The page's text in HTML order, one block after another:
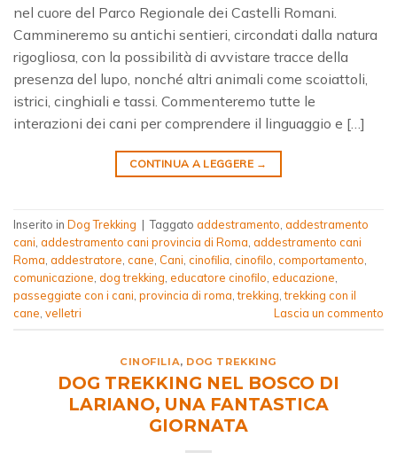
nel cuore del Parco Regionale dei Castelli Romani.
Cammineremo su antichi sentieri, circondati dalla natura
rigogliosa, con la possibilità di avvistare tracce della
presenza del lupo, nonché altri animali come scoiattoli,
istrici, cinghiali e tassi. Commenteremo tutte le
interazioni dei cani per comprendere il linguaggio e […]
CONTINUA A LEGGERE →
Inserito in Dog Trekking | Taggato addestramento, addestramento
cani, addestramento cani provincia di Roma, addestramento cani
Roma, addestratore, cane, Cani, cinofilia, cinofilo, comportamento,
comunicazione, dog trekking, educatore cinofilo, educazione,
passeggiate con i cani, provincia di roma,trekking,trekking con il
cane, velletri Lascia un commento
CINOFILIA, DOG TREKKING
DOG TREKKING NEL BOSCO DI
LARIANO, UNA FANTASTICA
GIORNATA